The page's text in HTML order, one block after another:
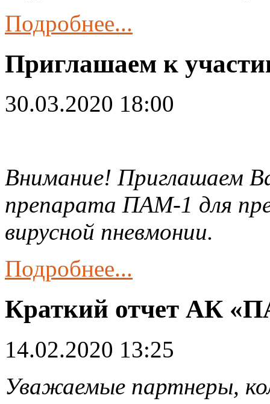
Подробнее...
Приглашаем к
30.03.2020 18:00
Внимание! Приглашаем
препарата ПАМ-1 для
вирусной пневмонии.
Подробнее...
Краткий отчет АК
14.02.2020 13:25
Уважаемые партнеры,